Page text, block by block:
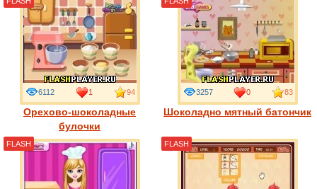
Орехово-шоколадные
булочки
6112 1 94
Шоколадно мятный батончик
3257 0 83
FLASH FLASH